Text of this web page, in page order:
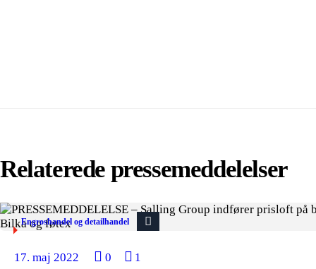
Relaterede pressemeddelelser
Engroshandel og detailhandel
17. maj 2022 0 1